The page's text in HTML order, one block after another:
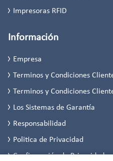
Impresoras RFID
Información
Empresa
Terminos y Condiciones
Terminos y Condiciones
Los Sistemas de Garantía
Responsabilidad
Politica de Privacidad
Configuración de Privacidad